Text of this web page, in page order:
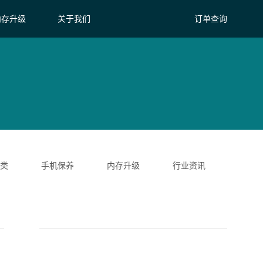
升级 关于我们 订单查询
手机保养 内存升级 行业资讯